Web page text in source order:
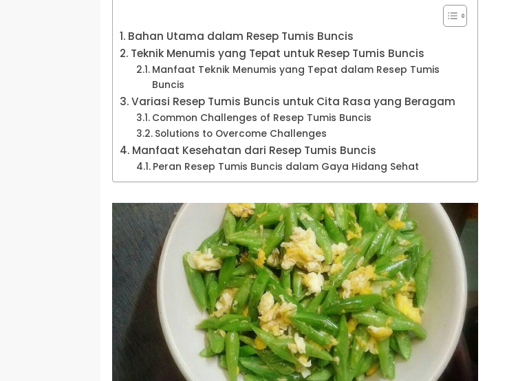
Bahan Utama dalam Resep Tumis Buncis
Teknik Menumis yang Tepat untuk Resep Tumis Buncis
Manfaat Teknik Menumis yang Tepat dalam Resep Tumis
Buncis
Variasi Resep Tumis Buncis untuk Cita Rasa yang Beragam
Common Challenges of Resep Tumis Buncis
Solutions to Overcome Challenges
Manfaat Kesehatan dari Resep Tumis Buncis
Peran Resep Tumis Buncis dalam Gaya Hidang Sehat